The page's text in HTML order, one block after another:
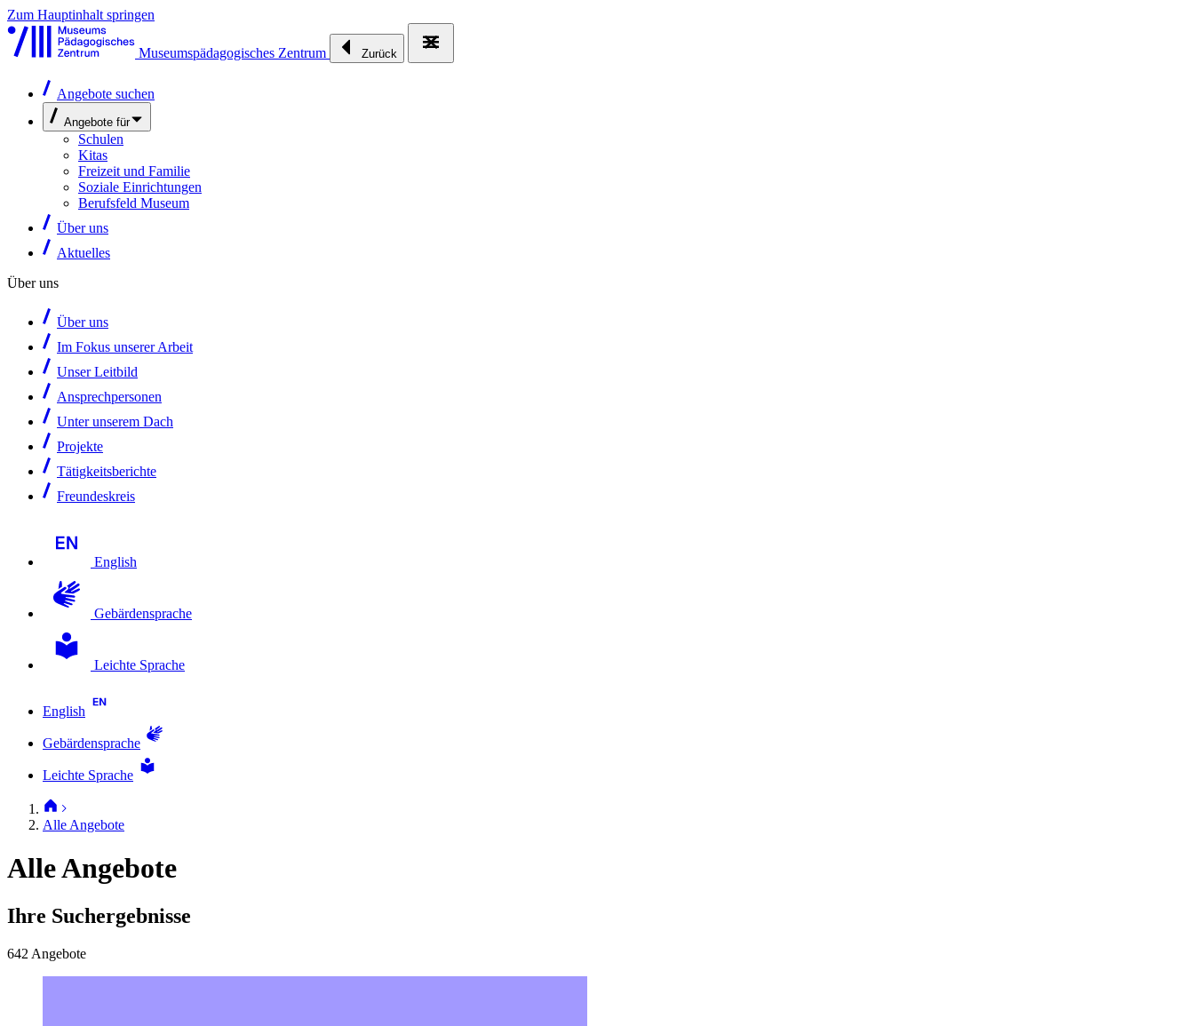
Zum Hauptinhalt springen
Museumspädagogisches Zentrum Zurück
Angebote suchen
Angebote für
Schulen
Kitas
Freizeit und Familie
Soziale Einrichtungen
Berufsfeld Museum
Über uns
Aktuelles
Über uns
Über uns
Im Fokus unserer Arbeit
Unser Leitbild
Ansprechpersonen
Unter unserem Dach
Projekte
Tätigkeitsberichte
Freundeskreis
English
Gebärdensprache
Leichte Sprache
English
Gebärdensprache
Leichte Sprache
Alle Angebote
Alle Angebote
Ihre Suchergebnisse
642 Angebote